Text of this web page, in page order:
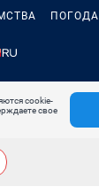
ПОГОДА
cookie-
свое